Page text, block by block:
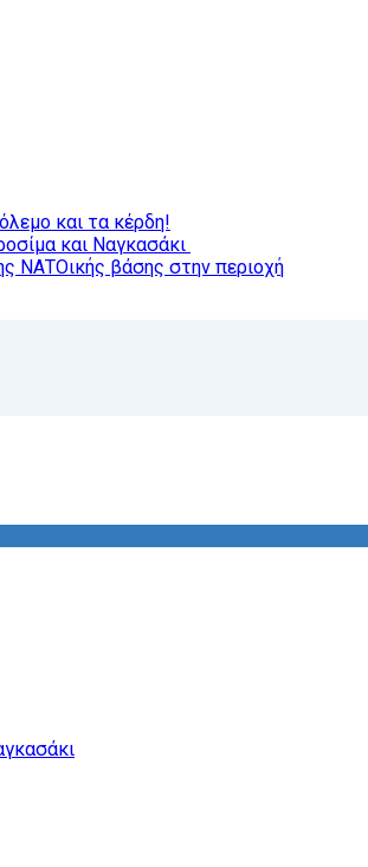
και τα κέρδη!
και Ναγκασάκι
ΝΑΤΟικής βάσης στην περιοχή